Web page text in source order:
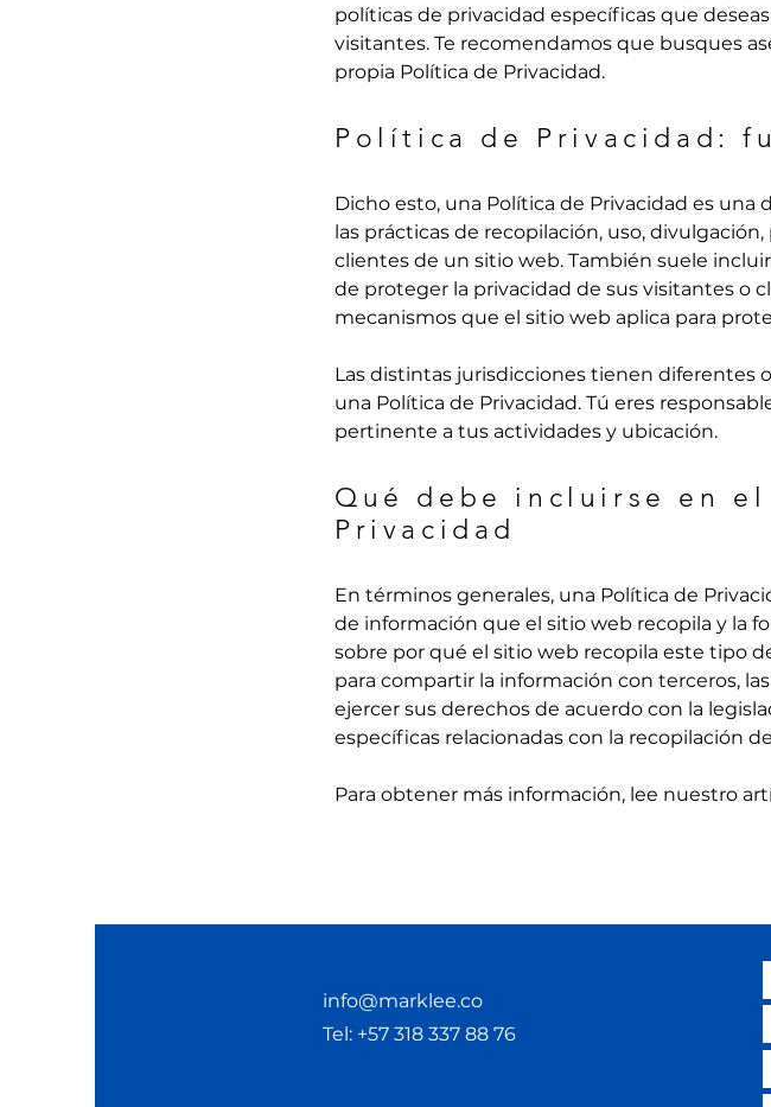
políticas de privacidad específicas que
visitantes. Te recomendamos que busques
propia Política de Privacidad.
Política de Privacidad:
Dicho esto, una Política de Privacidad es
las prácticas de recopilación, uso,
clientes de un sitio web. También suele
de proteger la privacidad de sus visitantes o
mecanismos que el sitio web aplica para
Las distintas jurisdicciones tienen diferentes
una Política de Privacidad. Tú eres
pertinente a tus actividades y ubicación.
Qué debe incluirse en
Privacidad
En términos generales, una Política de
de información que el sitio web recopila y la
sobre por qué el sitio web recopila este tipo
para compartir la información con terceros,
ejercer sus derechos de acuerdo con la
específicas relacionadas con la recopilación
Para obtener más información, lee nuestro
info@marklee.co
Tel: +57 318 337 88 76